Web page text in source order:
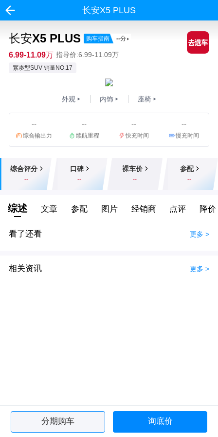
长安X5 PLUS
长安X5 PLUS 购车指南 --分
6.99-11.09万 指导价:6.99-11.09万
紧凑型SUV 销量NO.17
外观 内饰 座椅
--
综合输出力
--
续航里程
--
快充时间
--
慢充时间
综合评分
--
口碑
--
裸车价
--
参配
--
综述 文章 参配 图片 经销商 点评 降价
看了还看 更多 >
相关资讯 更多 >
分期购车 询底价